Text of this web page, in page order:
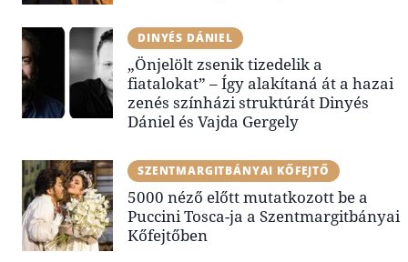
DINYÉS DÁNIEL
„Önjelölt zsenik tizedelik a
fiatalokat” – Így alakítaná át a hazai
zenés színházi struktúrát Dinyés
Dániel és Vajda Gergely
SZENTMARGITBÁNYAI KŐFEJTŐ
5000 néző előtt mutatkozott be a
Puccini Tosca-ja a Szentmargitbányai
Kőfejtőben